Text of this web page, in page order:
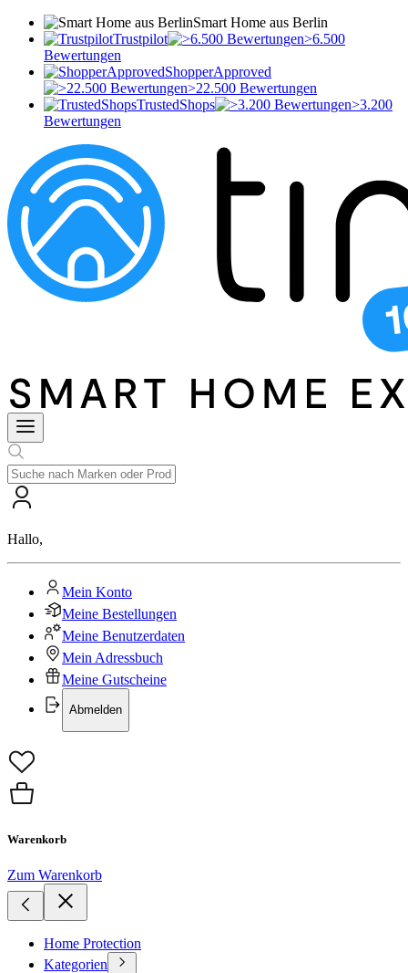
Smart Home aus Berlin
Trustpilot
>6.500
Bewertungen
ShopperApproved
>22.500 Bewertungen
TrustedShops
>3.200
Bewertungen
Hallo,
Mein Konto
Meine Bestellungen
Meine Benutzerdaten
Mein Adressbuch
Meine Gutscheine
Abmelden
Warenkorb
Zum Warenkorb
Home Protection
Kategorien